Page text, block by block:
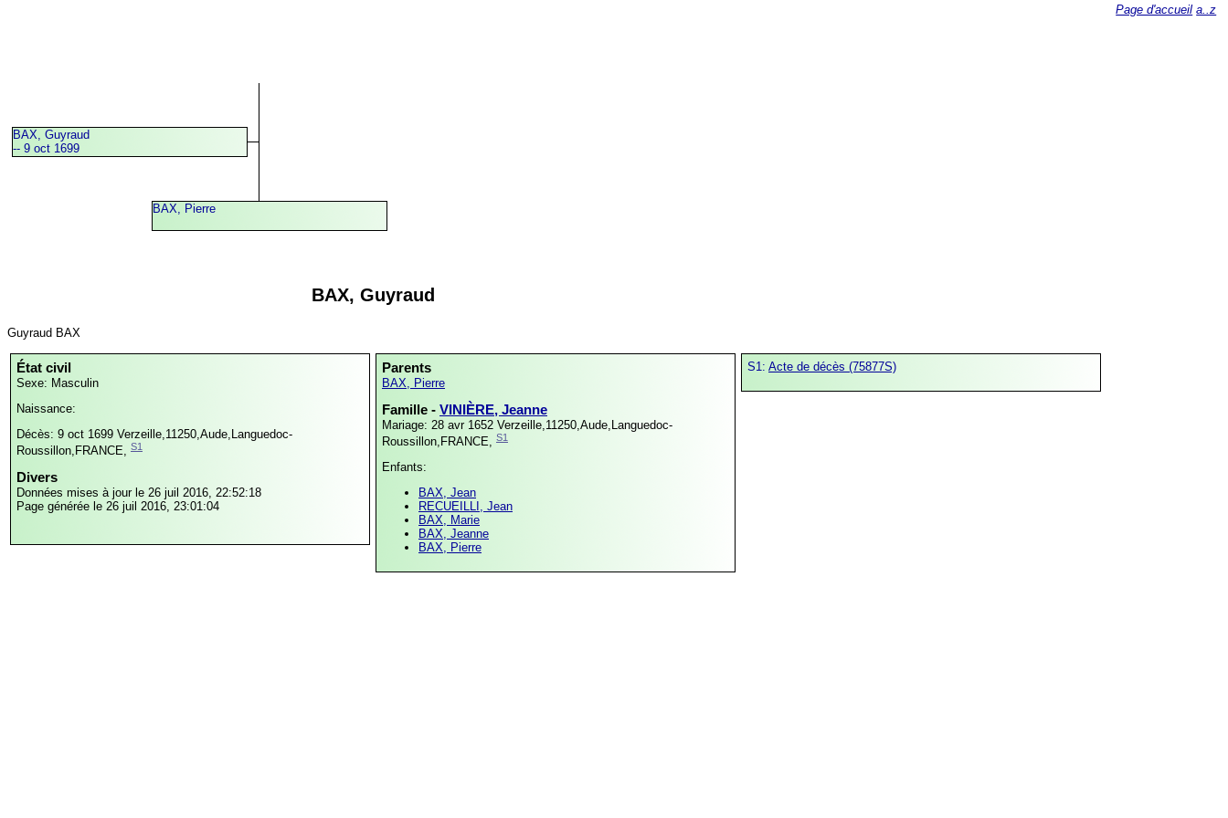
BAX, Guyraud
-- 9 oct 1699
BAX, Pierre
BAX, Guyraud
Guyraud BAX
État civil
Sexe: Masculin
Naissance:
Décès: 9 oct 1699 Verzeille,11250,Aude,Languedoc-
Roussillon,FRANCE, S1
Divers
Données mises à jour le 26 juil 2016, 22:52:18
Page générée le 26 juil 2016, 23:01:04
Parents
BAX, Pierre
Famille - VINIÈRE, Jeanne
Mariage: 28 avr 1652 Verzeille,11250,Aude,Languedoc-
Roussillon,FRANCE, S1
Enfants:
BAX, Jean
RECUEILLI, Jean
BAX, Marie
BAX, Jeanne
BAX, Pierre
S1: Acte de décès (75877S)
Page d'accueil a..z